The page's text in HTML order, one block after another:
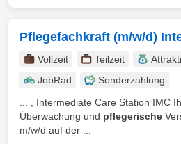
Pflegefachkraft (m/w/d)
Vollzeit Teilzeit
JobRad
Sonderzahlung
... , Intermediate Care Station IMC
Überwachung und pflegerische
m/w/d auf der ...